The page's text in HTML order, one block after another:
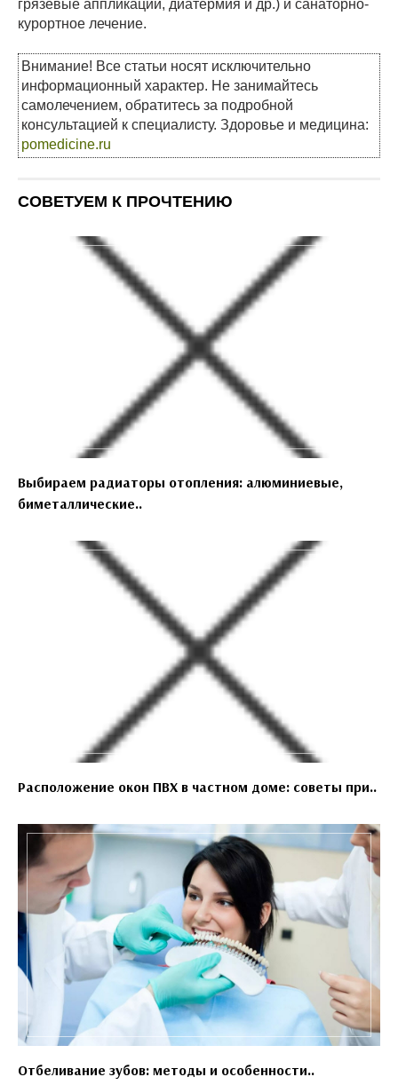
грязевые аппликации, диатермия и др.) и санаторно-
курортное лечение.
Внимание! Все статьи носят исключительно
информационный характер. Не занимайтесь
самолечением, обратитесь за подробной
консультацией к специалисту. Здоровье и медицина:
pomedicine.ru
СОВЕТУЕМ К ПРОЧТЕНИЮ
Выбираем радиаторы отопления: алюминиевые,
биметаллические..
Расположение окон ПВХ в частном доме: советы при..
Отбеливание зубов: методы и особенности..